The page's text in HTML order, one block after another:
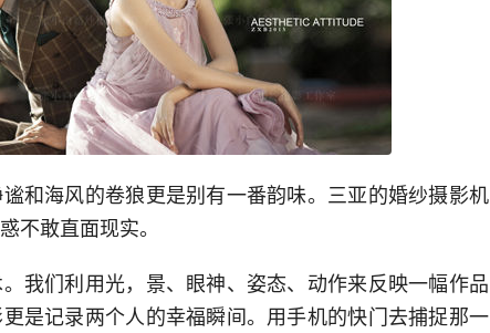
和海风的卷狼更是别有一番韵味。三亚的婚纱摄影机
不敢直面现实。
我们利用光，景、眼神、姿态、动作来反映一幅作品
是记录两个人的幸福瞬间。用手机的快门去捕捉那一